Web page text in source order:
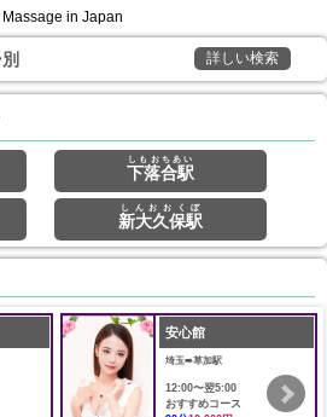
in Japan
詳しい検索
下落合駅
しもおちあい
新大久保駅
しんおおくぼ
安心館
埼玉➠草加駅
12:00〜翌5:00
おすすめコース